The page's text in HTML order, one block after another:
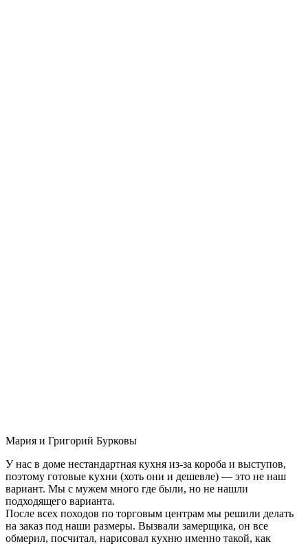
Мария и Григорий Бурковы
У нас в доме нестандартная кухня из-за короба и выступов,
поэтому готовые кухни (хоть они и дешевле) — это не наш
вариант. Мы с мужем много где были, но не нашли
подходящего варианта.
После всех походов по торговым центрам мы решили делать
на заказ под наши размеры. Вызвали замерщика, он все
обмерил, посчитал, нарисовал кухню именно такой, как